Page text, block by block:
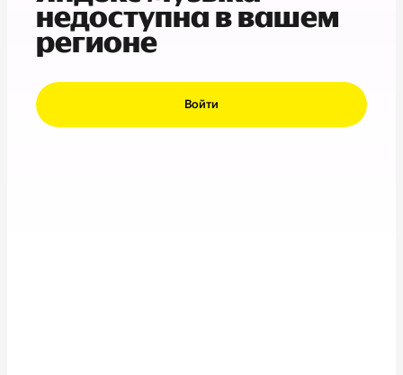
недоступна в вашем
регионе
Войти